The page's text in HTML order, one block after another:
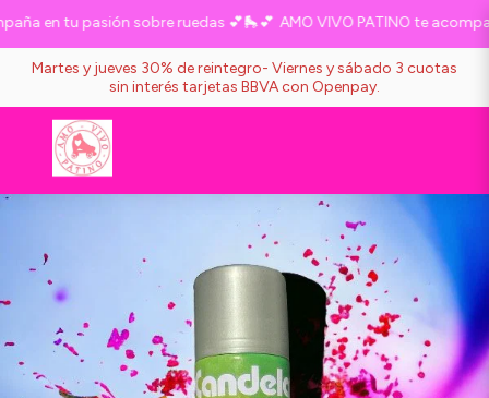
en tu pasión sobre ruedas 💕🛼💕 AMO VIVO PATINO te
Martes y jueves 30% de reintegro- Viernes y sábado 3 cuotas
sin interés tarjetas BBVA con Openpay.